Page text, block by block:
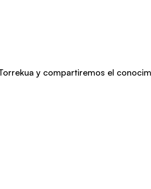
y compartiremos el